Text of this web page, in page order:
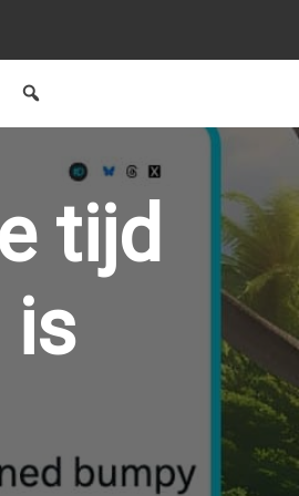
tijd
is